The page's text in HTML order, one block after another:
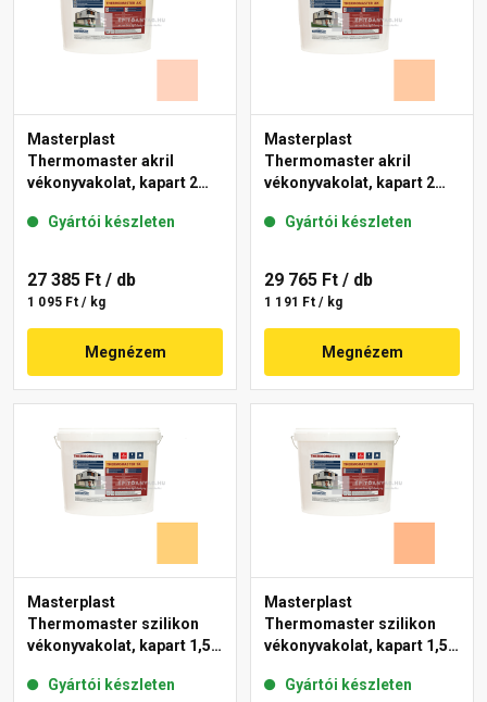
Masterplast
Thermomaster akril
vékonyvakolat, kapart 2
Gyártói készleten
27 385 Ft / db
1 095 Ft / kg
Megnézem
Masterplast
Thermomaster akril
vékonyvakolat, kapart 2
Gyártói készleten
29 765 Ft / db
1 191 Ft / kg
Megnézem
Masterplast
Thermomaster szilikon
vékonyvakolat, kapart 1,5
Gyártói készleten
Masterplast
Thermomaster szilikon
vékonyvakolat, kapart 1,5
Gyártói készleten